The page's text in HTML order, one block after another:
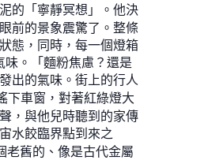
的「寧靜冥想」。他決
前的景象震驚了。整條
態，同時，每一個燈箱
。「麵粉焦慮？還是
出的氣味。街上的行人
下車窗，對著紅綠燈大
，與他兒時聽到的家傳
水餃臨界點到來之
老舊的、像是古代金屬